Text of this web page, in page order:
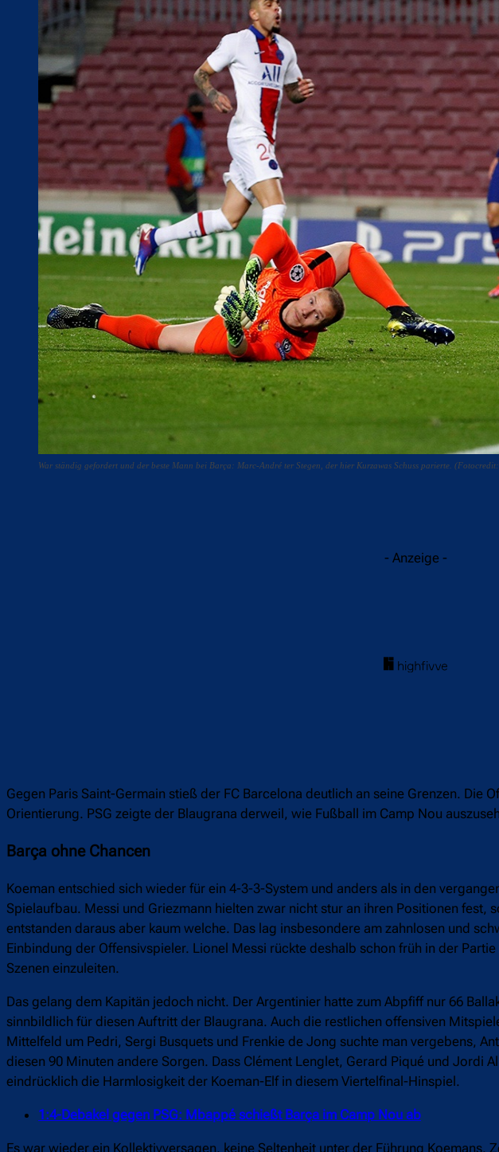
War ständig gefordert und der beste Mann bei Barça: Marc-André ter Stegen, der hier Kurzawas Schuss parierte.
- Anzeige -
Gegen Paris Saint-Germain stieß der FC Barcelona deutlich an seine Grenzen. Die
Orientierung. PSG zeigte der Blaugrana derweil, wie Fußball im Camp Nou
Barça ohne Chancen
Koeman entschied sich wieder für ein 4-3-3-System und anders als in den
Spielaufbau. Messi und Griezmann hielten zwar nicht stur an ihren Positionen fest,
entstanden daraus aber kaum welche. Das lag insbesondere am zahnlosen und
Einbindung der Offensivspieler. Lionel Messi rückte deshalb schon früh in der
Szenen einzuleiten.
Das gelang dem Kapitän jedoch nicht. Der Argentinier hatte zum Abpfiff nur 66
sinnbildlich für diesen Auftritt der Blaugrana. Auch die restlichen offensiven
Mittelfeld um Pedri, Sergi Busquets und Frenkie de Jong suchte man vergebens,
diesen 90 Minuten andere Sorgen. Dass Clément Lenglet, Gerard Piqué und Jordi
eindrücklich die Harmlosigkeit der Koeman-Elf in diesem Viertelfinal-Hinspiel.
1:4-Debakel gegen PSG: Mbappé schießt Barça im Camp Nou ab
Es war wieder ein Kollektivversagen, keine Seltenheit unter der Führung